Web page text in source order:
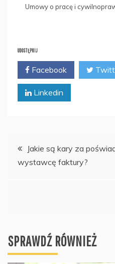
Umowy o pracę i
UDOSTĘPNIJ
Facebook
Linkedin
Nawigacja
wpisu
Jakie są kary za
wystawcę faktury?
SPRAWDŹ RÓWNIEŻ